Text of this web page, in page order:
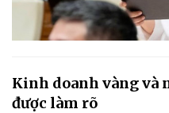
Kinh doanh vàng và
được làm rõ